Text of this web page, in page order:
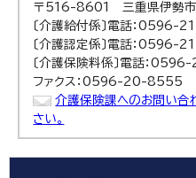
〒516-8601 三重県伊勢
〔介護給付係〕電話：0596-
〔介護認定係〕電話：0596-
〔介護保険料係〕電話：
ファクス：0596-20-8555
介護保険課へのお問い合
さい。